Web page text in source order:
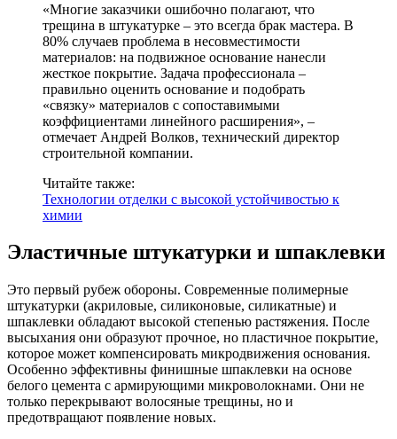
«Многие заказчики ошибочно полагают, что
трещина в штукатурке – это всегда брак мастера. В
80% случаев проблема в несовместимости
материалов: на подвижное основание нанесли
жесткое покрытие. Задача профессионала –
правильно оценить основание и подобрать
«связку» материалов с сопоставимыми
коэффициентами линейного расширения», –
отмечает Андрей Волков, технический директор
строительной компании.
Читайте также:
Технологии отделки с высокой устойчивостью к
химии
Эластичные штукатурки и шпаклевки
Это первый рубеж обороны. Современные полимерные
штукатурки (акриловые, силиконовые, силикатные) и
шпаклевки обладают высокой степенью растяжения. После
высыхания они образуют прочное, но пластичное покрытие,
которое может компенсировать микродвижения основания.
Особенно эффективны финишные шпаклевки на основе
белого цемента с армирующими микроволокнами. Они не
только перекрывают волосяные трещины, но и
предотвращают появление новых.